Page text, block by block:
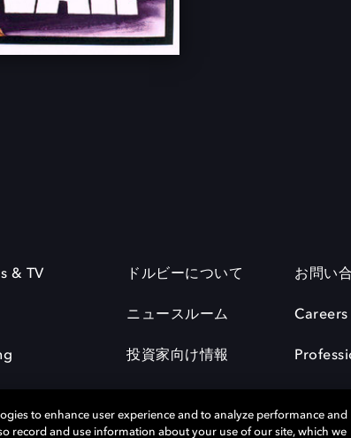
& TV ドルビーについて
ニュースルーム
投資家向け情報
お問い
Careers
to enhance user experience and to analyze performance and
record and use information about your use of our site, which we